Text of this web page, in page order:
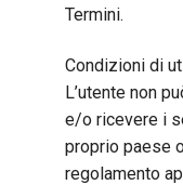
Termini.
Condizioni di
L’utente non
e/o ricevere i
proprio paese
regolamento